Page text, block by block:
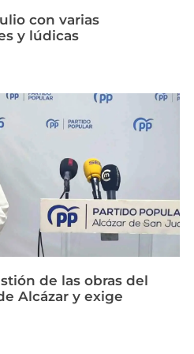
con varias
y lúdicas
de las obras del
Alcázar y exige